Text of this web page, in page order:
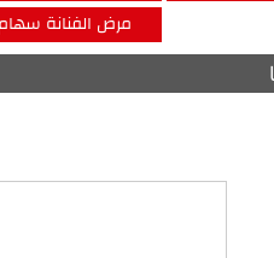
مرض الفنانة